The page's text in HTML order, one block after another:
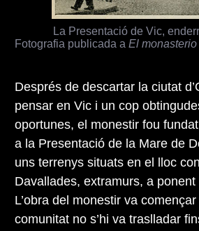
La Presentació de Vic,
Fotografia publicada a El
Després de descartar la ciutat
pensar en Vic i un cop
oportunes, el monestir fou
a la Presentació de la Mare de
uns terrenys situats en el lloc
Davallades, extramurs, a
L’obra del monestir va
comunitat no s’hi va traslladar